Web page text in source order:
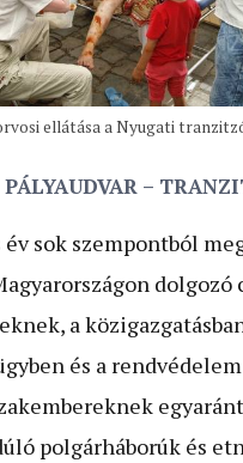
ellátása a Nyugati
–
év sok szempontból
dolgozó
a
és a
polgárháborúk és